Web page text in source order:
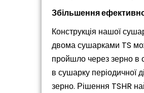
Збільшення
Конструкція нашої
двома сушарками TS
пройшло через зерно в
в сушарку періодичної
зерно. Рішення TSHR